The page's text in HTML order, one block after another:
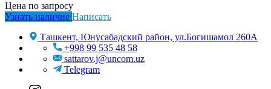
Цена по запросу
Узнать наличие Написать
Ташкент, Юнусабадский район, ул.Богишамол 260А
+998 99 535 48 58
sattarov.j@uncom.uz
Telegram